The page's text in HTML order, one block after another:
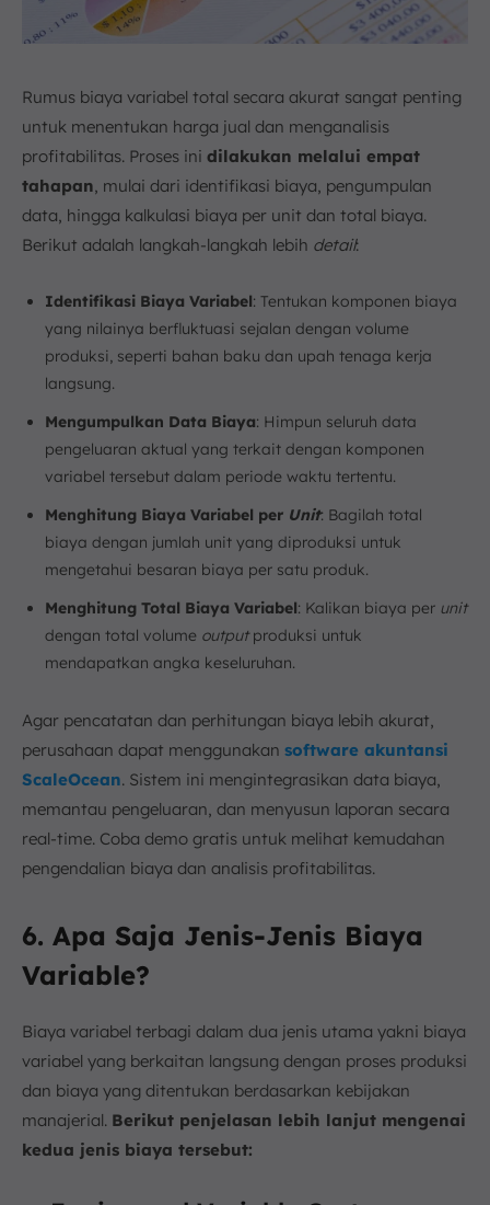
Rumus biaya variabel total secara akurat sangat penting
untuk menentukan harga jual dan menganalisis
profitabilitas. Proses ini dilakukan melalui empat
tahapan, mulai dari identifikasi biaya, pengumpulan
data, hingga kalkulasi biaya per unit dan total biaya.
Berikut adalah langkah-langkah lebih detail:
Identifikasi Biaya Variabel: Tentukan komponen biaya
yang nilainya berfluktuasi sejalan dengan volume
produksi, seperti bahan baku dan upah tenaga kerja
langsung.
Mengumpulkan Data Biaya: Himpun seluruh data
pengeluaran aktual yang terkait dengan komponen
variabel tersebut dalam periode waktu tertentu.
Menghitung Biaya Variabel per Unit: Bagilah total
biaya dengan jumlah unit yang diproduksi untuk
mengetahui besaran biaya per satu produk.
Menghitung Total Biaya Variabel: Kalikan biaya per unit
dengan total volume outputproduksi untuk
mendapatkan angka keseluruhan.
Agar pencatatan dan perhitungan biaya lebih akurat,
perusahaan dapat menggunakan software akuntansi
ScaleOcean. Sistem ini mengintegrasikan data biaya,
memantau pengeluaran, dan menyusun laporan secara
real-time. Coba demo gratis untuk melihat kemudahan
pengendalian biaya dan analisis profitabilitas.
6. Apa Saja Jenis-Jenis Biaya
Variable?
Biaya variabel terbagi dalam dua jenis utama yakni biaya
variabel yang berkaitan langsung dengan proses produksi
dan biaya yang ditentukan berdasarkan kebijakan
manajerial. Berikut penjelasan lebih lanjut mengenai
kedua jenis biaya tersebut: